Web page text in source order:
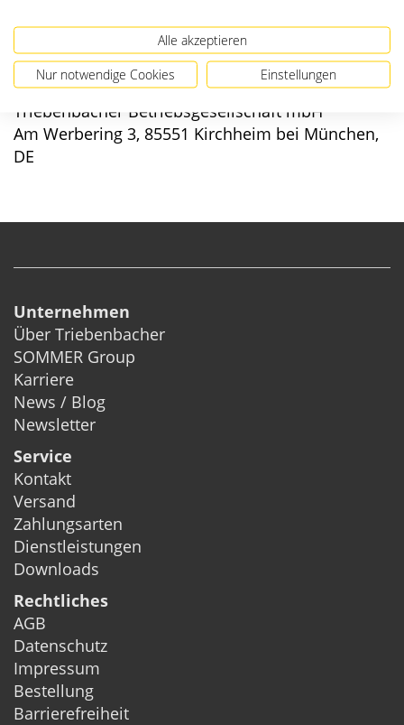
Angaben zur Produktsicherheit
Hersteller/EU verantwortliche Person:
Triebenbacher Betriebsgesellschaft mbH
Am Werbering 3, 85551 Kirchheim bei München,
DE
Unternehmen
Über Triebenbacher
SOMMER Group
Karriere
News / Blog
Newsletter
Service
Kontakt
Versand
Zahlungsarten
Dienstleistungen
Downloads
Rechtliches
AGB
Datenschutz
Impressum
Bestellung
Barrierefreiheit
Alle akzeptieren
Nur notwendige Cookies Einstellungen